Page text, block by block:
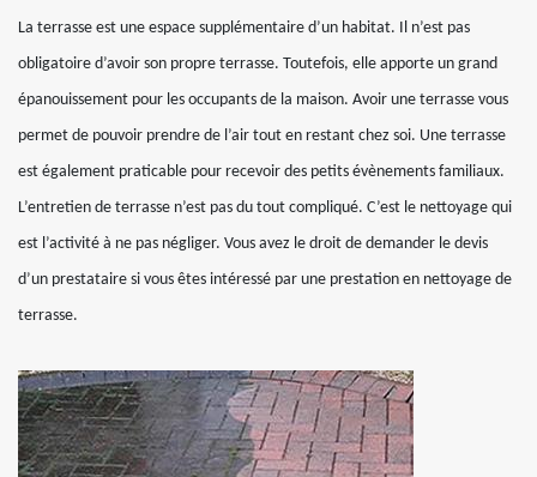
La terrasse est une espace supplémentaire d’un habitat. Il n’est pas
obligatoire d’avoir son propre terrasse. Toutefois, elle apporte un grand
épanouissement pour les occupants de la maison. Avoir une terrasse vous
permet de pouvoir prendre de l’air tout en restant chez soi. Une terrasse
est également praticable pour recevoir des petits évènements familiaux.
L’entretien de terrasse n’est pas du tout compliqué. C’est le nettoyage qui
est l’activité à ne pas négliger. Vous avez le droit de demander le devis
d’un prestataire si vous êtes intéressé par une prestation en nettoyage de
terrasse.